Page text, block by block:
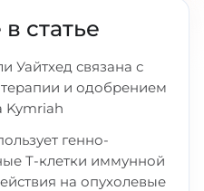
статье
Уайтхед связана с
и одобрением
Kymriah
генно-
Т-клетки иммунной
на опухолевые